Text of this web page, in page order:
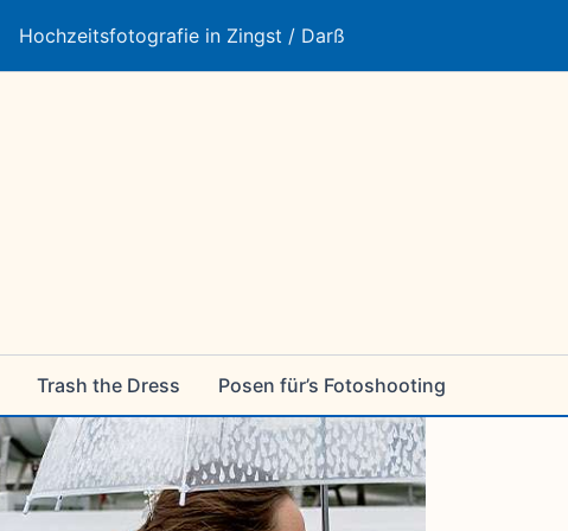
Hochzeitsfotografie in Zingst / Darß
Trash the Dress Posen für’s Fotoshooting